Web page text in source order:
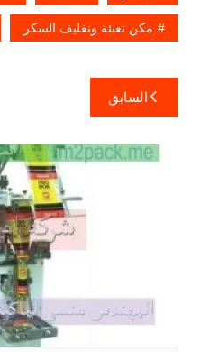
مكن تعبئة وتغليف السكر
تصفّح
المقالات
السابق